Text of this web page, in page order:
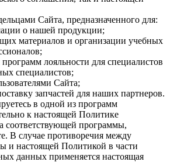
Сайта, предназначенного для:
о нашей продукции;
материалов и организации учебных
лояльности для специалистов
специалистов;
Сайта;
запчастей для наших партнеров.
в одной из программ
к настоящей Политике
соответствующей программы,
В случае противоречия между
и настоящей Политикой в части
данных применяется настоящая